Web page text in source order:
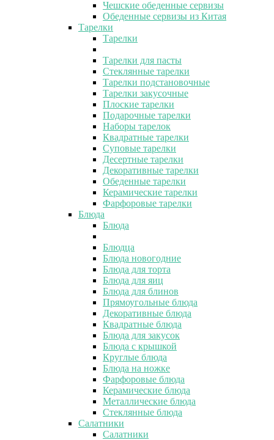
Чешские обеденные сервизы
Обеденные сервизы из Китая
Тарелки
Тарелки
Тарелки для пасты
Стеклянные тарелки
Тарелки подстановочные
Тарелки закусочные
Плоские тарелки
Подарочные тарелки
Наборы тарелок
Квадратные тарелки
Суповые тарелки
Десертные тарелки
Декоративные тарелки
Обеденные тарелки
Керамические тарелки
Фарфоровые тарелки
Блюда
Блюда
Блюдца
Блюда новогодние
Блюда для торта
Блюда для яиц
Блюда для блинов
Прямоугольные блюда
Декоративные блюда
Квадратные блюда
Блюда для закусок
Блюда с крышкой
Круглые блюда
Блюда на ножке
Фарфоровые блюда
Керамические блюда
Металлические блюда
Стеклянные блюда
Салатники
Салатники